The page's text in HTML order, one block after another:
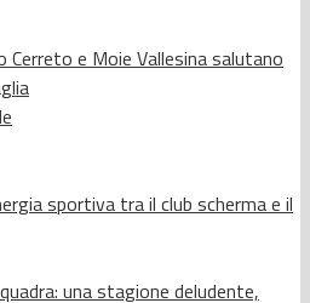
Cerreto e Moie Vallesina salutano
sportiva tra il club scherma e il
una stagione deludente,